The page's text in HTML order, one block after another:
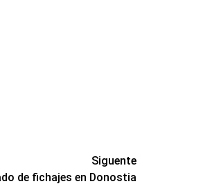
Siguente
de fichajes en Donostia